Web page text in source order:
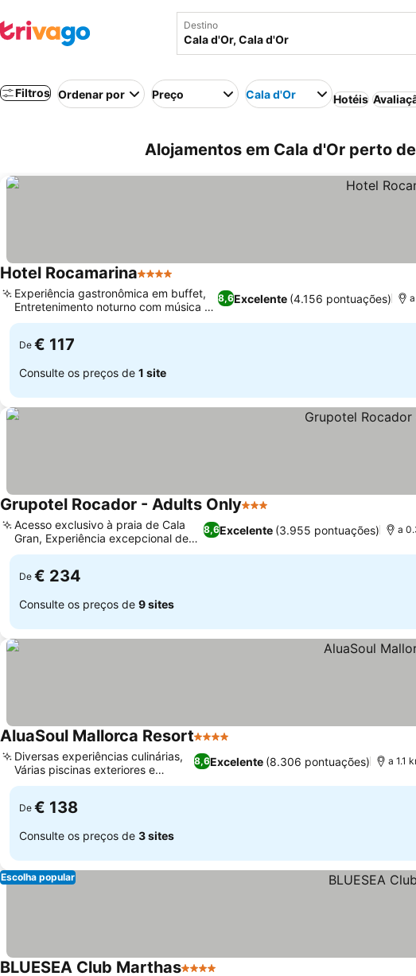
Destino
Filtros Ordenar por Preço Cala d'Or Hotéis
Alojamentos em Cala d'Or perto
Hotel Rocamarina4 Estrelas
8,6Excelente (4.156 pontuações)
Experiência gastronômica em buffet,
Entretenimento noturno com música ao
vivo
De € 117
Consulte os preços de 1 site
Grupotel Rocador - Adults Only3 Estrelas
8,6Excelente (3.955 pontuações)
Acesso exclusivo à praia de Cala
Gran, Experiência excepcional de
buffet
a
De € 234
Consulte os preços de 9 sites
AluaSoul Mallorca Resort4 Estrelas
8,6Excelente (8.306 pontuações)
Diversas experiências culinárias,
Várias piscinas exteriores e
solários
a 1.1
De € 138
Consulte os preços de 3 sites
Escolha popular
BLUESEA Club Marthas